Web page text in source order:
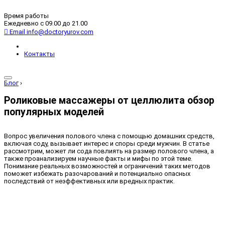
Время работы
Ежедневно с 09.00 до 21.00
Email info@doctoryurov.com
Контакты
Блог ›
Роликовые массажеры от целлюлита обзор
популярных моделей
Вопрос увеличения полового члена с помощью домашних средств,
включая соду, вызывает интерес и споры среди мужчин. В статье
рассмотрим, может ли сода повлиять на размер полового члена, а
также проанализируем научные факты и мифы по этой теме.
Понимание реальных возможностей и ограничений таких методов
поможет избежать разочарований и потенциально опасных
последствий от неэффективных или вредных практик.